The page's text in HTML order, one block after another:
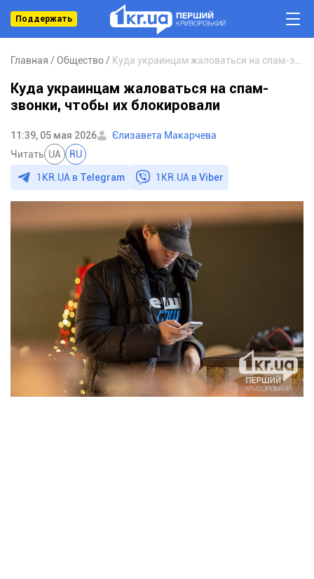
Поддержать
Главная Общество
Куда украинцам жаловаться на спам-
звонки, чтобы их блокировали
11:39, 05 мая 2026
Єлизавета Макарчева
Читать UA RU
1KR.UA в Telegram 1KR.UA вViber